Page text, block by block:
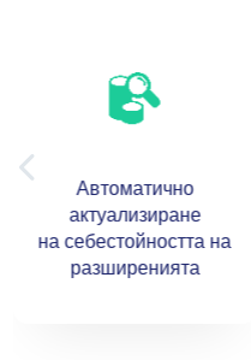
Трансфер на
домейн